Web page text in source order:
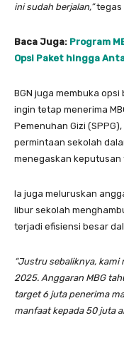
ini sudah berjalan,”tegas
Baca Juga: Program
Opsi Paket hingga
BGN juga membuka
ingin tetap menerima
Pemenuhan Gizi
permintaan sekolah
menegaskan
Ia juga meluruskan
libur sekolah
terjadi efisiensi besar
“Justru sebaliknya,
2025. Anggaran MBG
target 6 juta penerima
manfaat kepada 50 juta